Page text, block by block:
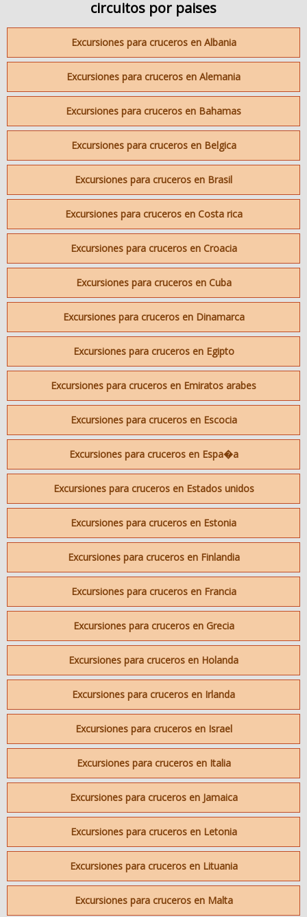
circuitos por paises
Excursiones para cruceros en Albania
Excursiones para cruceros en Alemania
Excursiones para cruceros en Bahamas
Excursiones para cruceros en Belgica
Excursiones para cruceros en Brasil
Excursiones para cruceros en Costa rica
Excursiones para cruceros en Croacia
Excursiones para cruceros en Cuba
Excursiones para cruceros en Dinamarca
Excursiones para cruceros en Egipto
Excursiones para cruceros en Emiratos arabes
Excursiones para cruceros en Escocia
Excursiones para cruceros en Espa�a
Excursiones para cruceros en Estados unidos
Excursiones para cruceros en Estonia
Excursiones para cruceros en Finlandia
Excursiones para cruceros en Francia
Excursiones para cruceros en Grecia
Excursiones para cruceros en Holanda
Excursiones para cruceros en Irlanda
Excursiones para cruceros en Israel
Excursiones para cruceros en Italia
Excursiones para cruceros en Jamaica
Excursiones para cruceros en Letonia
Excursiones para cruceros en Lituania
Excursiones para cruceros en Malta